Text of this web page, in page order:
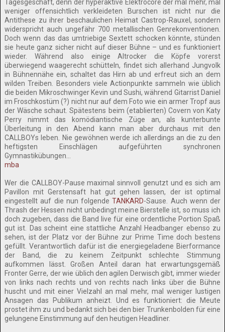
Tagesgeschäft, denn der hyperaktive Elektrocore der mal mehr, mal
weniger offensichtlich verkleideten Burschen ist nicht nur die
Antithese zu ihrer beschaulichen Heimat Castrop-Rauxel, sondern
widerspricht auch ungefähr 700 metallischen Genrekonventionen.
Doch wenn das das umtriebige Sextett schocken könnte, stünden
sie heute ganz sicher nicht auf dieser Bühne – und es funktioniert
wieder. Während also einige Altrocker die Köpfe vorerst
überwiegend waagerecht schütteln, findet sich allerhand Jungvolk
in Bühnennähe ein, schaltet das Hirn ab und erfreut sich an dem
wilden Treiben. Besonders viele Actionpunkte sammeln wie üblich
die beiden Mikroschwinger Kevin und Sushi, während Gitarrist Daniel
im Froschkostüm (?) nicht nur auf dem Foto wie ein armer Tropf aus
der Wäsche schaut. Spätestens beim (etablierten) Covern von Katy
Perry nimmt das komödiantische Züge an, als kunterbunte
Überleitung in den Abend kann man aber durchaus mit den
CALLBOYs leben. Nie gewöhnen werde ich allerdings an die zu den
heftigsten Einschlägen aufgeführten synchronen
Gymnastikübungen…
mba
Wer die CALLBOY-Pause maximal sinnvoll genutzt und es sich am
Pavillon mit Gerstensaft hat gut gehen lassen, der ist optimal
eingestellt auf die nun folgendeTANKARD-Sause. Auch wenn der
Thrash der Hessen nicht unbedingt meine Bierstelle ist, so muss ich
doch zugeben, dass die Band live für eine ordentliche Portion Spaß
gut ist. Das scheint eine stattliche Anzahl Headbanger ebenso zu
sehen, ist der Platz vor der Bühne zur Prime Time doch bestens
gefüllt. Verantwortlich dafür ist die energiegeladene Bierformance
der Band, die zu keinem Zeitpunkt schlechte Stimmung
aufkommen lässt. Großen Anteil daran hat erwartungsgemäß
Fronter Gerre, der wie üblich den agilen Derwisch gibt, immer wieder
von links nach rechts und von rechts nach links über die Bühne
huscht und mit einer Vielzahl an mal mehr, mal weniger lustigen
Ansagen das Publikum anheizt. Und es funktioniert: die Meute
prostet ihm zu und bedankt sich bei den bier Trunkenbolden für eine
gelungene Einstimmung auf den heutigen Headliner.